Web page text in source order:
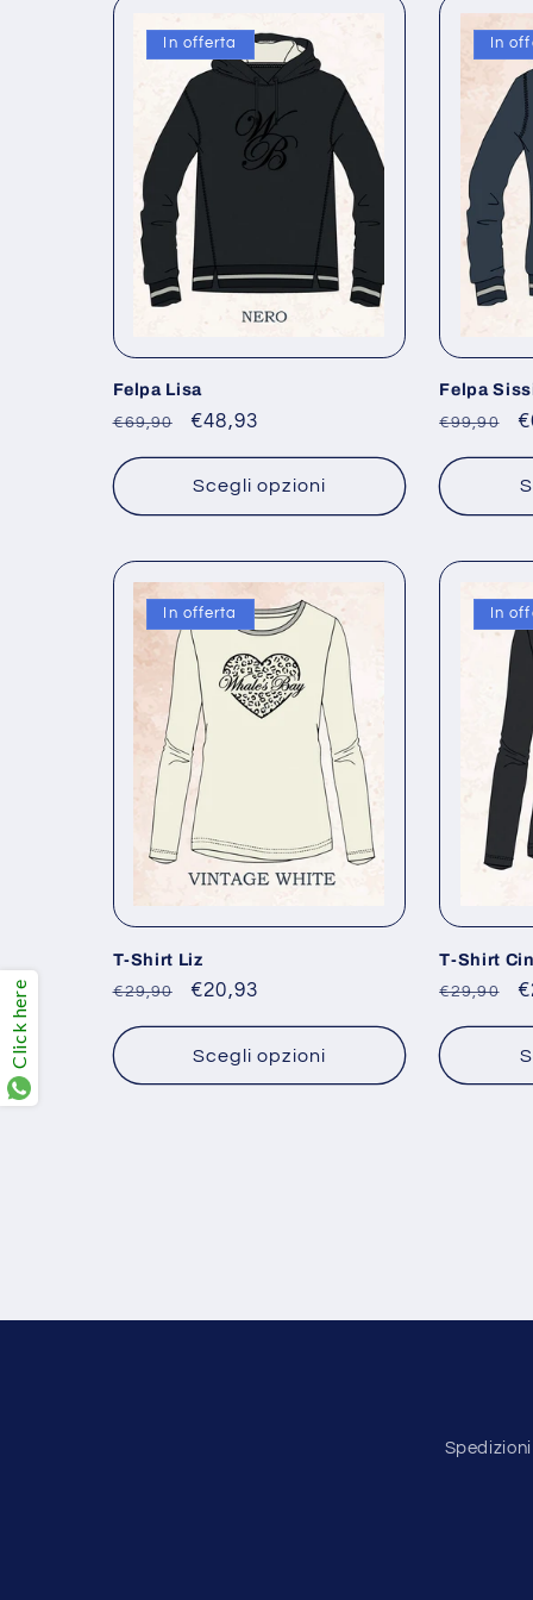
In offerta
Felpa Lisa
Prezzo
listino
€69,90
Prezzo
€48,93
Scegli opzioni
In
Felpa
Prezzo
listino
€99,90
In offerta
T-Shirt Liz
Prezzo
listino
€29,90
Prezzo
€20,93
Scegli opzioni
In
T-Shirt
Prezzo
listino
€29,90
Spedizioni
Click here